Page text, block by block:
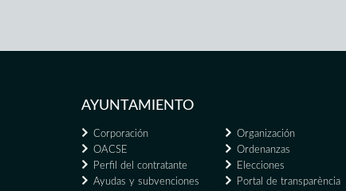
AYUNTAMIENTO
Corporación
Organización
OACSE
Ordenanzas
Perfil del contratante
Elecciones
Ayudas y subvenciones
Portal de transparència